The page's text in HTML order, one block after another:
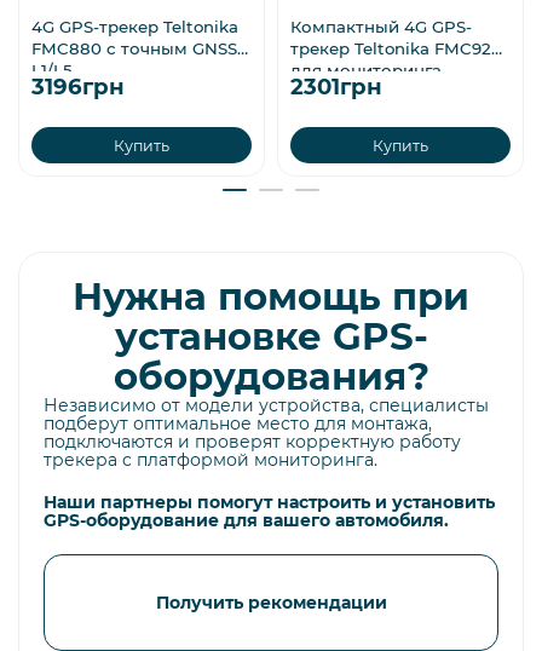
4G GPS-трекер Teltonika
FMC880 с точным GNSS
L1/L5
3196грн
Купить
Компактный 4G GPS-
трекер Teltonika FMC920
для мониторинга
2301грн
Купить
Нужна помощь при
установке GPS-
оборудования?
Независимо от модели устройства, специалисты
подберут оптимальное место для монтажа,
подключаются и проверят корректную работу
трекера с платформой мониторинга.
Наши партнеры помогут настроить и установить
GPS-оборудование для вашего автомобиля.
Получить рекомендации